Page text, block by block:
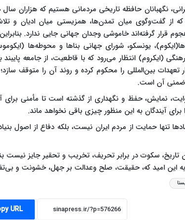
نگهبانان حافظه‌ تاریخی مردمانی هستیم که هزاران
که از گفت‌وگوی میان تمدن‌ها، همزیستی میان ادیان و
قرار گرفته‌اند خاموشی وجدان جهانی جایی ندارد.
یونسکو، شورای جهانی بناها و محوطه‌ها
(ایکروم) انتظار می‌رود که با قاطعیت، از جامعه‌
بین‌المللی را محکوم کرده و روند آن را متوقف
آن است.
نمایش، حفظ و نگهداری از گذشته است تا مأمنی برای
برای آیندگان به این منظور چیزی باقی نخواهد ماند.
تنها حمایت از مردم ایران نیست، بلکه دفاع از اصول
تاریخ، سکوت در برابر تحریف، تخریب و تحقیر جایز نیست
این امید که، حقیقت، صلح وعدالت بر جهل، خشونت و
URL